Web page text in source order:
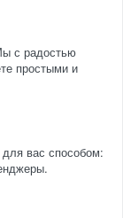
с радостью
простыми и
вас способом: